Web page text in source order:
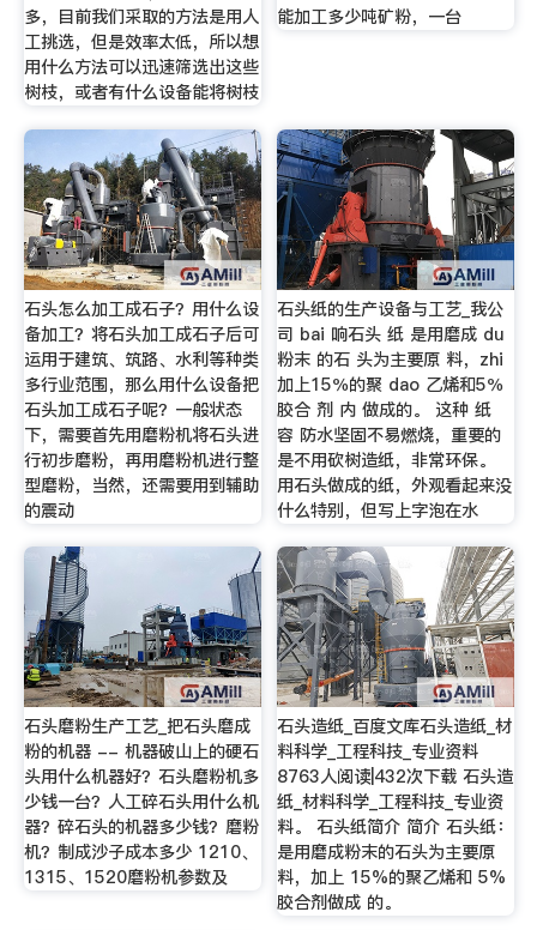
多，目前我们采取的方法是用人
工挑选，但是效率太低，所以想
用什么方法可以迅速筛选出这些
树枝，或者有什么设备能将树枝
能加工多少吨矿粉，一台
石头怎么加工成石子？用什么设
备加工？将石头加工成石子后可
运用于建筑、筑路、水利等种类
多行业范围，那么用什么设备把
石头加工成石子呢？一般状态
下，需要首先用磨粉机将石头进
行初步磨粉，再用磨粉机进行整
型磨粉，当然，还需要用到辅助
的震动
石头纸的生产设备与工艺_我公
司 bai 响石头 纸 是用磨成 du
粉末 的石 头为主要原 料，zhi
加上15％的聚 dao 乙烯和5％
胶合 剂 内 做成的。 这种 纸
容 防水坚固不易燃烧，重要的
是不用砍树造纸，非常环保。
用石头做成的纸，外观看起来没
什么特别，但写上字泡在水
石头磨粉生产工艺_把石头磨成
粉的机器 -- 机器破山上的硬石
头用什么机器好？石头磨粉机多
少钱一台？人工碎石头用什么机
器？碎石头的机器多少钱？磨粉
机？制成沙子成本多少 1210、
1315、1520磨粉机参数及
石头造纸_百度文库石头造纸_材
料科学_工程科技_专业资料
8763人阅读|432次下载 石头造
纸_材料科学_工程科技_专业资
料。 石头纸简介 简介 石头纸：
是用磨成粉末的石头为主要原
料，加上 15%的聚乙烯和 5%
胶合剂做成 的。